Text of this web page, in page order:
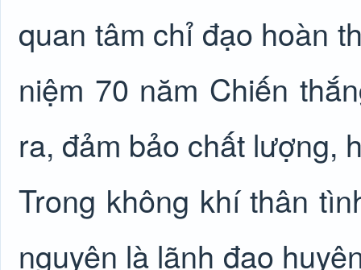
quan tâm chỉ đạo hoàn
niệm 70 năm Chiến
ra, đảm bảo chất lượng,
Trong không khí thân
nguyên là lãnh đạo